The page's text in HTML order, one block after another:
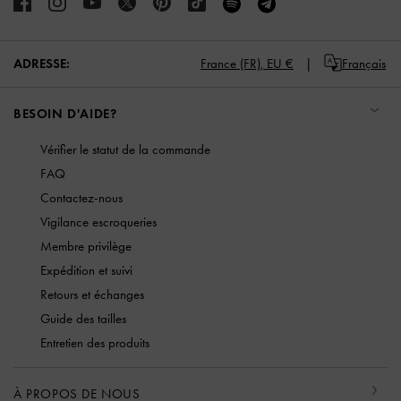
ADRESSE: France (FR), EU € Français
BESOIN D'AIDE?
Vérifier le statut de la commande
FAQ
Contactez-nous
Vigilance escroqueries
Membre privilège
Expédition et suivi
Retours et échanges
Guide des tailles
Entretien des produits
À PROPOS DE NOUS